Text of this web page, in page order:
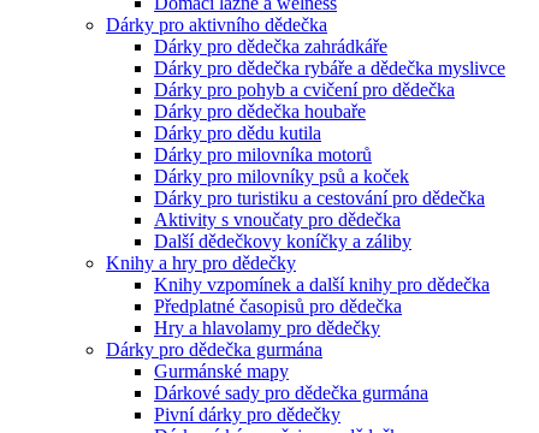
Dárky pro aktivního dědečka
Dárky pro dědečka zahrádkáře
Dárky pro dědečka rybáře a dědečka myslivce
Dárky pro pohyb a cvičení pro dědečka
Dárky pro dědečka houbaře
Dárky pro dědu kutila
Dárky pro milovníka motorů
Dárky pro milovníky psů a koček
Dárky pro turistiku a cestování pro dědečka
Aktivity s vnoučaty pro dědečka
Další dědečkovy koníčky a záliby
Knihy a hry pro dědečky
Knihy vzpomínek a další knihy pro dědečka
Předplatné časopisů pro dědečka
Hry a hlavolamy pro dědečky
Dárky pro dědečka gurmána
Gurmánské mapy
Dárkové sady pro dědečka gurmána
Pivní dárky pro dědečky